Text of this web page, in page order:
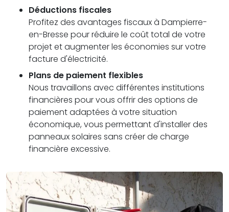
Déductions fiscales
Profitez des avantages fiscaux à Dampierre-
en-Bresse pour réduire le coût total de votre
projet et augmenter les économies sur votre
facture d'électricité.
Plans de paiement flexibles
Nous travaillons avec différentes institutions
financières pour vous offrir des options de
paiement adaptées à votre situation
économique, vous permettant d'installer des
panneaux solaires sans créer de charge
financière excessive.